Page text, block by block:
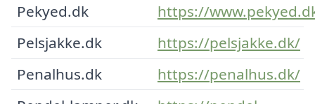
Pekyed.dk
https://
Pelsjakke.dk
https://pelsjakke.dk/
Penalhus.dk
https://penalhus.dk/